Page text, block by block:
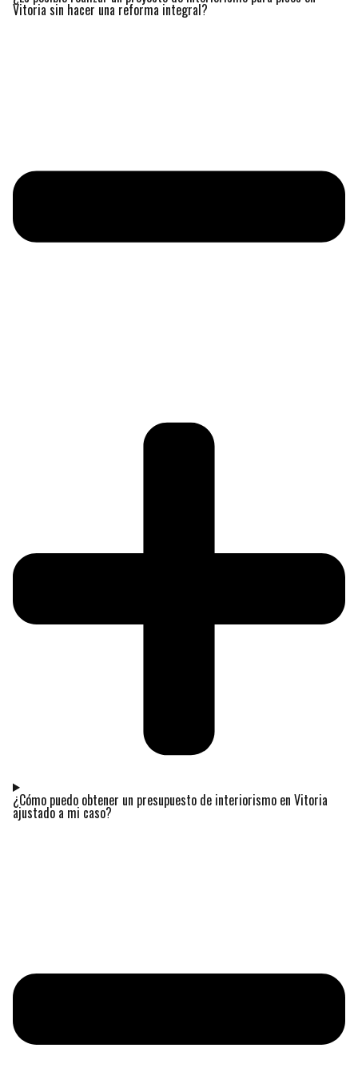
Vitoria sin hacer una reforma integral?
¿Cómo puedo obtener un presupuesto de interiorismo en Vitoria
ajustado a mi caso?